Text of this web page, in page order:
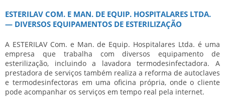
ESTERILAV COM. E MAN. DE EQUIP. HOSPITALARES LTDA.
— DIVERSOS EQUIPAMENTOS DE ESTERILIZAÇÃO
A ESTERILAV Com. e Man. de Equip. Hospitalares Ltda. é uma
empresa que trabalha com diversos equipamento de
esterilização, incluindo a lavadora termodesinfectadora. A
prestadora de serviços também realiza a reforma de autoclaves
e termodesinfectoras em uma oficina própria, onde o cliente
pode acompanhar os serviços em tempo real pela internet.